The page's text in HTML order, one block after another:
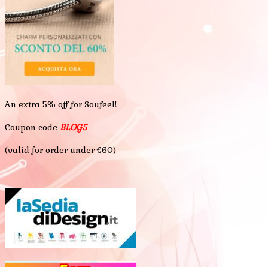
An extra 5% off for Soufeel!
Coupon code BLOG5
(valid for order under €60)